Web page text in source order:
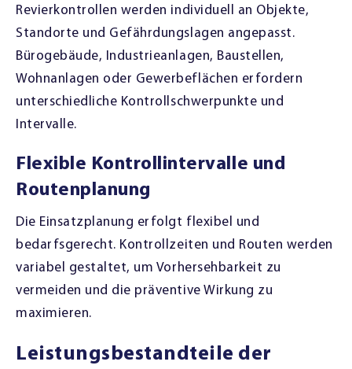
Revierkontrollen werden individuell an Objekte,
Standorte und Gefährdungslagen angepasst.
Bürogebäude, Industrieanlagen, Baustellen,
Wohnanlagen oder Gewerbeflächen erfordern
unterschiedliche Kontrollschwerpunkte und
Intervalle.
Flexible Kontrollintervalle und
Routenplanung
Die Einsatzplanung erfolgt flexibel und
bedarfsgerecht. Kontrollzeiten und Routen werden
variabel gestaltet, um Vorhersehbarkeit zu
vermeiden und die präventive Wirkung zu
maximieren.
Leistungsbestandteile der